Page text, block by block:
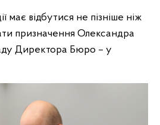
має відбутися не пізніше ніж
призначення Олександра
Директора Бюро – у